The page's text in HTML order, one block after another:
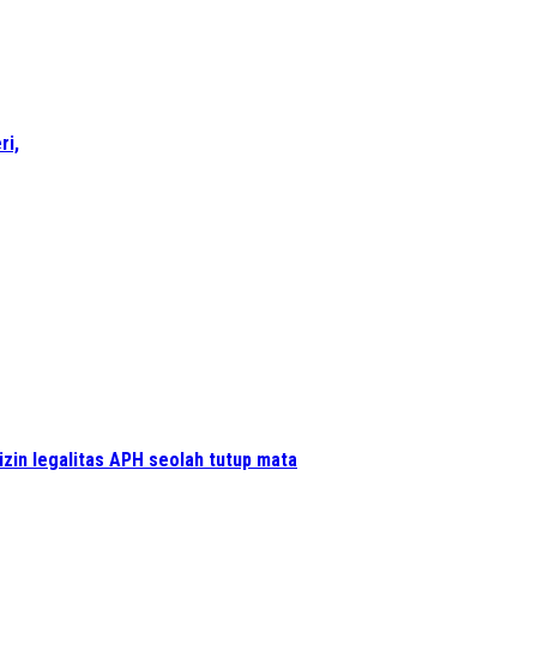
legalitas APH seolah tutup mata